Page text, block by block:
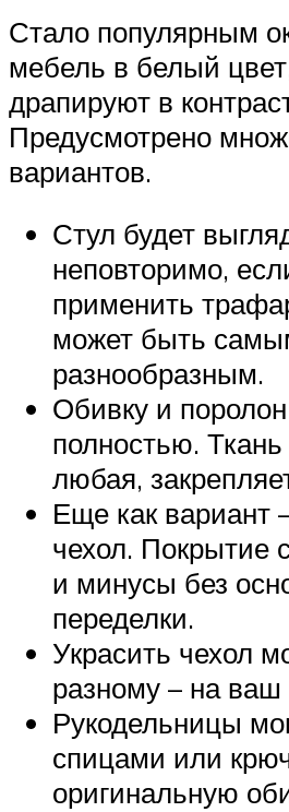
Стало популярным
мебель в белый
драпируют в
Предусмотрено
вариантов.
Стул будет
неповторимо,
применить
может быть
разнообразным.
Обивку и
полностью.
любая,
Еще как вариант
чехол. Покрытие
и минусы без
переделки.
Украсить чехол
разному – на ваш
Рукодельницы
спицами или
оригинальную